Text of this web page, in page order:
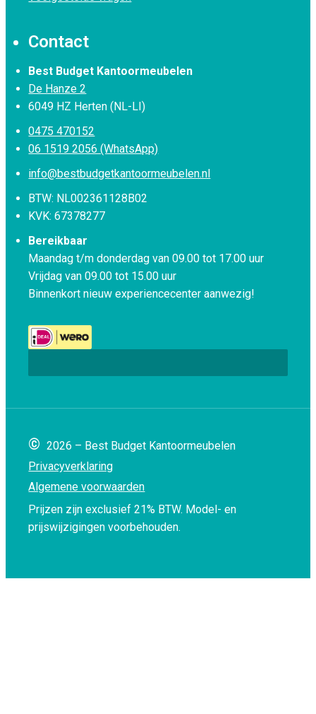
Contact
Best Budget Kantoormeubelen
De Hanze 2
6049 HZ Herten (NL-LI)
0475 470152
06 1519 2056 (WhatsApp)
info@bestbudgetkantoormeubelen.nl
BTW: NL002361128B02
KVK: 67378277
Bereikbaar
Maandag t/m donderdag van 09.00 tot 17.00 uur
Vrijdag van 09.00 tot 15.00 uur
Binnenkort nieuw experiencecenter aanwezig!
© 2026 – Best Budget Kantoormeubelen
Privacyverklaring
Algemene voorwaarden
Prijzen zijn exclusief 21% BTW. Model- en
prijswijzigingen voorbehouden.